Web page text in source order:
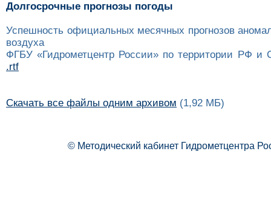
Долгосрочные прогнозы погоды
Успешность официальных месячных прогнозов
воздуха
ФГБУ «Гидрометцентр России» по территории РФ
.rtf
Скачать все файлы одним архивом (1,92 МБ)
© Методический кабинет Гидрометцентра